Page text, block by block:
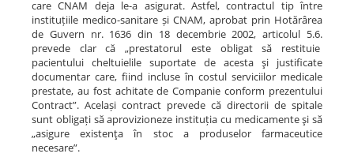
care CNAM deja le-a asigurat. Astfel, contractul tip între
instituțiile medico-sanitare și CNAM, aprobat prin Hotărârea
de Guvern nr. 1636 din 18 decembrie 2002, articolul 5.6.
prevede clar că „prestatorul este obligat să restituie
pacientului cheltuielile suportate de acesta şi justificate
documentar care, fiind incluse în costul serviciilor medicale
prestate, au fost achitate de Companie conform prezentului
Contract”. Același contract prevede că directorii de spitale
sunt obligați să aprovizioneze instituția cu medicamente şi să
„asigure existenţa în stoc a produselor farmaceutice
necesare”.